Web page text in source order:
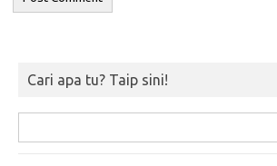
Cari apa tu? Taip sini!